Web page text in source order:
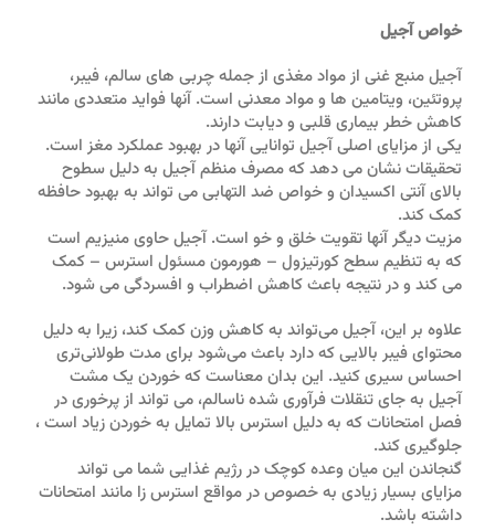
خواص آجیل
آجیل منبع غنی از مواد مغذی از جمله چربی های سالم، فیبر،
پروتئین، ویتامین ها و مواد معدنی است. آنها فواید متعددی مانند
کاهش خطر بیماری قلبی و دیابت دارند.
یکی از مزایای اصلی آجیل توانایی آنها در بهبود عملکرد مغز است.
تحقیقات نشان می دهد که مصرف منظم آجیل به دلیل سطوح
بالای آنتی اکسیدان و خواص ضد التهابی می تواند به بهبود حافظه
کمک کند.
مزیت دیگر آنها تقویت خلق و خو است. آجیل حاوی منیزیم است
که به تنظیم سطح کورتیزول – هورمون مسئول استرس – کمک
می کند و در نتیجه باعث کاهش اضطراب و افسردگی می شود.
علاوه بر این، آجیل می‌تواند به کاهش وزن کمک کند، زیرا به دلیل
محتوای فیبر بالایی که دارد باعث می‌شود برای مدت طولانی‌تری
احساس سیری کنید. این بدان معناست که خوردن یک مشت
آجیل به جای تنقلات فرآوری شده ناسالم، می تواند از پرخوری در
فصل امتحانات که به دلیل استرس بالا تمایل به خوردن زیاد است ،
جلوگیری ‌کند.
گنجاندن این میان وعده کوچک در رژیم غذایی شما می تواند
مزایای بسیار زیادی به خصوص در مواقع استرس زا مانند امتحانات
داشته باشد.